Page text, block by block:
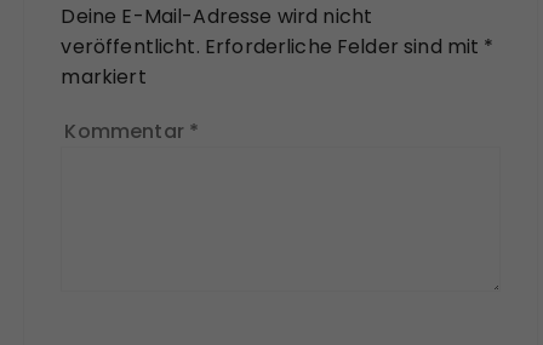
Deine E-Mail-Adresse wird nicht
veröffentlicht. Erforderliche Felder sind mit *
markiert
Kommentar *